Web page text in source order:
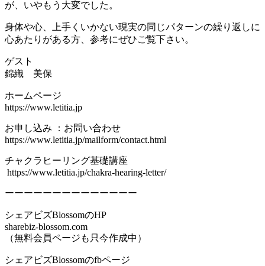
が、いやもう大変でした。
身体や心、上手くいかない現実の同じパターンの繰り返しに
心あたりがある方、参考にぜひご覧下さい。
ゲスト
錦織 美保
ホームページ
https://www.letitia.jp
お申し込み ：お問い合わせ
https://www.letitia.jp/mailform/contact.html
チャクラヒーリング基礎講座
‪ https://www.letitia.jp/chakra-hearing-letter/
ーーーーーーーーーーーーーー
シェアビズBlossomのHP
sharebiz-blossom.com
（無料会員ページも只今作成中）
シェアビズBlossomのfbページ